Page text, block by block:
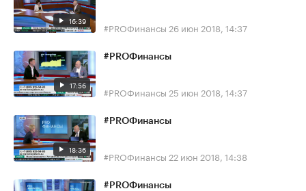
16:39 #PROФинансы 26 июн 2018, 14:37
17:56
#PROФинансы
#PROФинансы 25 июн 2018, 14:37
18:36
#PROФинансы
#PROФинансы 22 июн 2018, 14:38
#PROФинансы